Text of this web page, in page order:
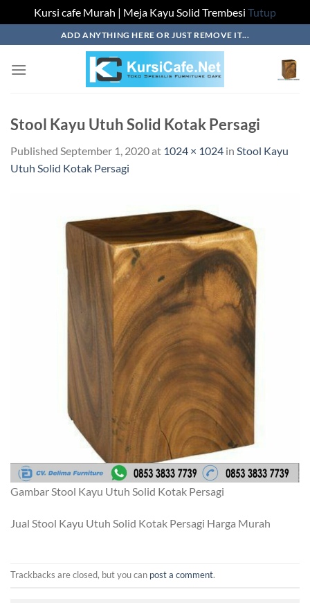
Kursi cafe Murah | Meja Kayu Solid Trembesi Tutup
to
content
ADD ANYTHING HERE OR JUST REMOVE IT...
Stool Kayu Utuh Solid Kotak Persagi
Published September 1, 2020at 1024 × 1024 in Stool Kayu
Utuh Solid Kotak Persagi
Gambar Stool Kayu Utuh Solid Kotak Persagi
Jual Stool Kayu Utuh Solid Kotak Persagi Harga Murah
Trackbacks are closed, but you can post a comment.